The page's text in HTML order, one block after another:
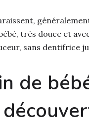
très douce et
sans dentifrice
de